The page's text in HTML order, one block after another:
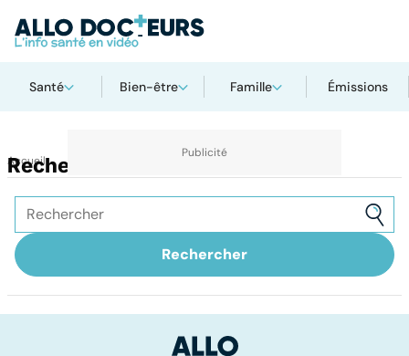
Santé Bien-être Famille Émissions
Accueil
Recherche